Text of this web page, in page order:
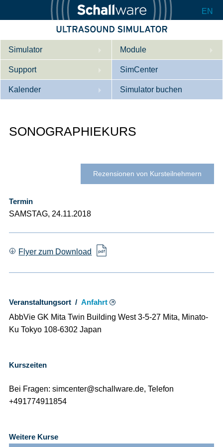
EN
Simulator
Beschreibung
Innere Medizin
Geburtshilfe / Gyn
Product Sheet
Module
Support
Wer wir sind
Downloads
SimCenter
Kalender
Referenzen
Simulator buchen
SONOGRAPHIEKURS
Rezensionen von Kursteilnehmern
Termin
SAMSTAG, 24.11.2018
Flyer zum Download
Veranstaltungsort /Anfahrt
AbbVie GK Mita Twin Building West 3-5-27 Mita, Minato-
Ku Tokyo 108-6302 Japan
Kurszeiten
Bei Fragen: simcenter@schallware.de, Telefon
+491774911854
Weitere Kurse